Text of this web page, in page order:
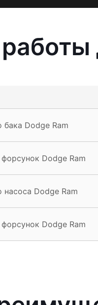
бака Dodge Ram
Dodge Ram
насоса Dodge Ram
Dodge Ram